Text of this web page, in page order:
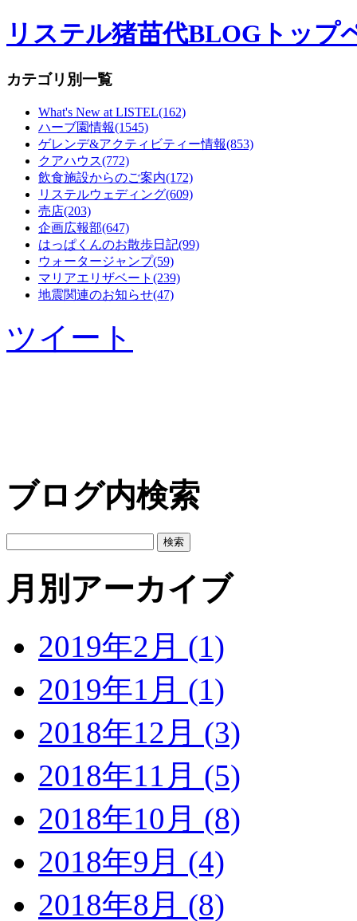
リステル猪苗代BLOGトップ
カテゴリ別一覧
What's New at LISTEL(162)
ハーブ園情報(1545)
ゲレンデ&アクティビティー情報(853)
クアハウス(772)
飲食施設からのご案内(172)
リステルウェディング(609)
売店(203)
企画広報部(647)
はっぱくんのお散歩日記(99)
ウォータージャンプ(59)
マリアエリザベート(239)
地震関連のお知らせ(47)
ツイート
ブログ内検索
月別アーカイブ
2019年2月 (1)
2019年1月 (1)
2018年12月 (3)
2018年11月 (5)
2018年10月 (8)
2018年9月 (4)
2018年8月 (8)